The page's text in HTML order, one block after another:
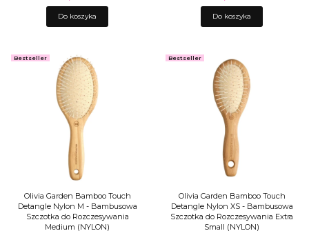
Do koszyka Do koszyka
Bestseller
Olivia Garden Bamboo Touch
Detangle Nylon M - Bambusowa
Szczotka do Rozczesywania
Medium (NYLON)
Bestseller
Olivia Garden Bamboo Touch
Detangle Nylon XS - Bambusowa
Szczotka do Rozczesywania Extra
Small (NYLON)